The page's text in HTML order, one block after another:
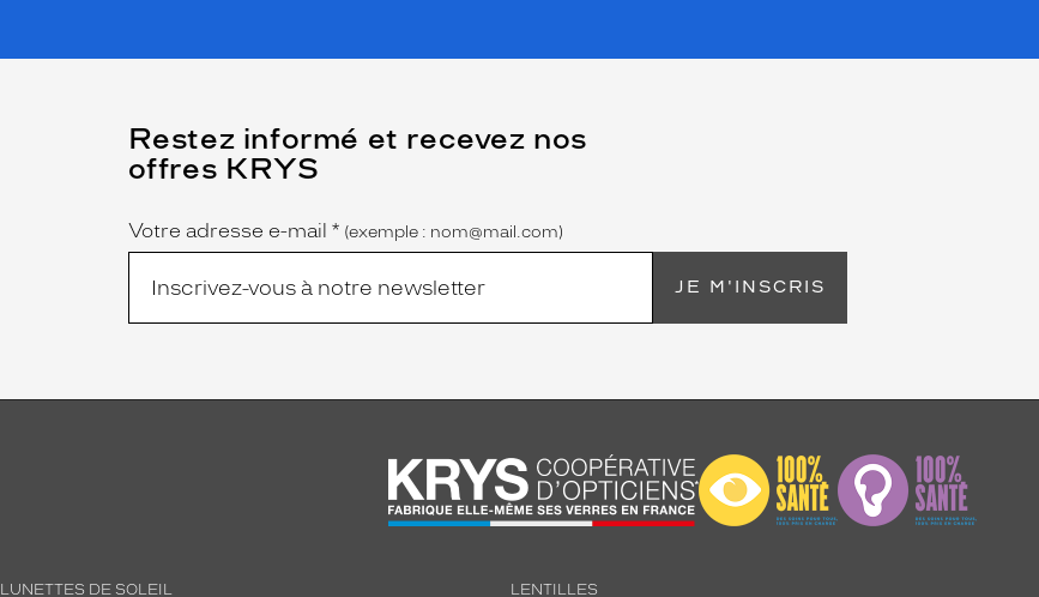
Restez informé et recevez nos
offres KRYS
Name
Votre adresse e-mail *
(Ce
champ
est
obligatoire)
(exemple : nom@mail.com)
JE M'INSCRIS
LUNETTES DE SOLEIL LENTILLES